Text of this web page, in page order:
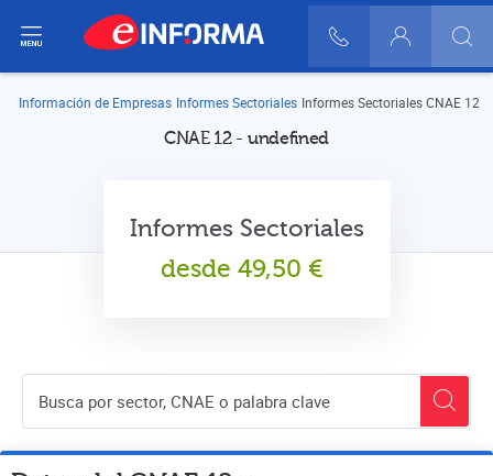
900 10 30 20
Login
Información de Empresas Informes Sectoriales Informes Sectoriales CNAE 12
CNAE 12 - undefined
Informes Sectoriales
desde 49,50 €